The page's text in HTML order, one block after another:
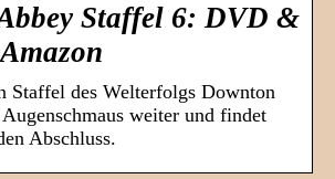
Staffel 6: DVD &
Staffel des Welterfolgs Downton
weiter und findet
Abschluss.